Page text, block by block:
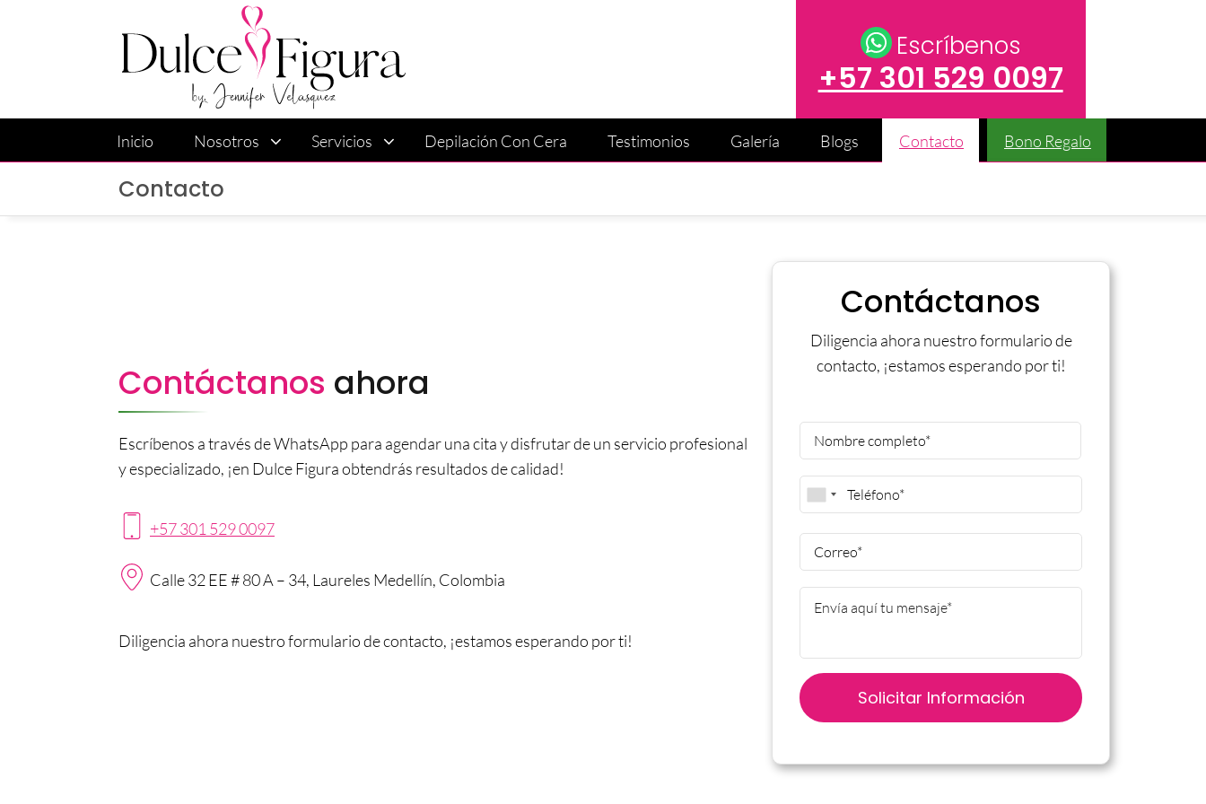
Escríbenos
+57 301 529 0097
Inicio Nosotros Servicios Depilación Con Cera Testimonios Galería Blogs Contacto Bono Regalo
Contacto
Contáctanos ahora
Escríbenos a través de WhatsApp para agendar una cita y disfrutar de un servicio profesional
y especializado, ¡en Dulce Figura obtendrás resultados de calidad!
+57 301 529 0097
Calle 32 EE # 80 A – 34, Laureles Medellín, Colombia
Diligencia ahora nuestro formulario de contacto, ¡estamos esperando por ti!
Contáctanos
Diligencia ahora nuestro formulario de
contacto, ¡estamos esperando por ti!
Name *
First
Phone *
Email